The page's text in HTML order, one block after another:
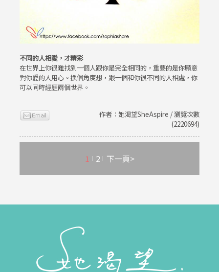
不同的人相愛，才精彩
在世界上你很難找到一個人跟你是完全相同的，重要的是你願意
對你愛的人用心。換個角度想，跟一個和你很不同的人相處，你
可以同時經歷兩個世界。
作者：她渴望SheAspire / 瀏覽次數
(2220694)
1 2 下一頁>